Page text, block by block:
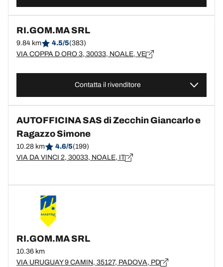
RI.GOM.MA SRL
9.84 km 4.5/5(383)
VIA COPPA D ORO 3, 30033, NOALE, VE
Contatta il rivenditore
AUTOFFICINA SAS di Zecchin Giancarlo e
Ragazzo Simone
10.28 km 4.6/5(199)
VIA DA VINCI 2, 30033, NOALE, IT
RI.GOM.MA SRL
10.36 km
VIA URUGUAY 9 CAMIN, 35127, PADOVA, PD